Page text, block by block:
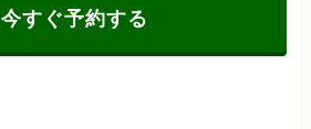
今すぐ予約する